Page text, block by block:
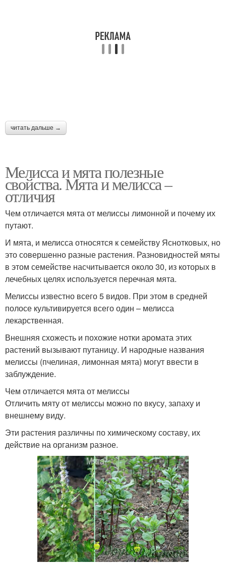
читать дальше →
Мелисса и мята полезные
свойства. Мята и мелисса –
отличия
Чем отличается мята от мелиссы лимонной и почему их
путают.
И мята, и мелисса относятся к семейству Яснотковых, но
это совершенно разные растения. Разновидностей мяты
в этом семействе насчитывается около 30, из которых в
лечебных целях используется перечная мята.
Мелиссы известно всего 5 видов. При этом в средней
полосе культивируется всего один – мелисса
лекарственная.
Внешняя схожесть и похожие нотки аромата этих
растений вызывают путаницу. И народные названия
мелиссы (пчелиная, лимонная мята) могут ввести в
заблуждение.
Чем отличается мята от мелиссы
Отличить мяту от мелиссы можно по вкусу, запаху и
внешнему виду.
Эти растения различны по химическому составу, их
действие на организм разное.